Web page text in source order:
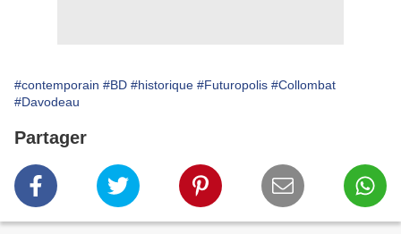
#contemporain #BD #historique #Futuropolis #Collombat
#Davodeau
Partager